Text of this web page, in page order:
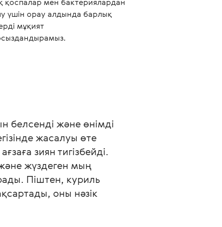
үшін орау алдында барлық
мұқият
белсенді және өнімді
жасалуы өте
зиян тигізбейді.
жүздеген мың
Піштен, куриль
оны нәзік